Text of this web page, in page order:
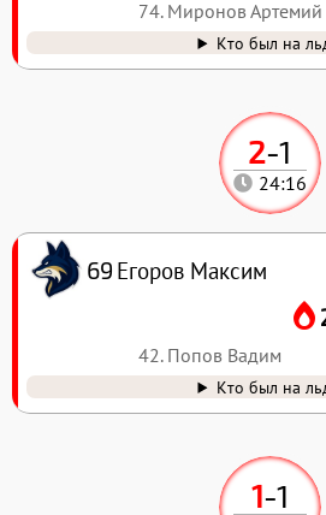
1-1
2-1
24:16
69 Егоров Максим
42. Попов Вадим
Кто был на
74. Миронов Артемий
Кто был на